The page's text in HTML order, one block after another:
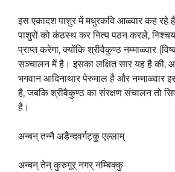
इस एकादश पाशुर में मधुरकवि आळ्वार कह रहे
पाशुरों को कंठस्थ कर नित्य पठन करले,
प्राप्त करेगा, क्योंकि श्रीवैकुण्ठ नम्माळ्वार
सञ्चालन में है। इसका लक्षित सार यह है की,
भगवान आदिनाथार पेरुमाल है और
है, जबकि श्रीवैकुण्ठ का संरक्षण संचालन तो
है।
अन्बन् तन्नै अडैन्दवर्गट्कु एल्लाम्
अन्बन् तेन् कुरुगूर् नगर् नम्बिक्कु